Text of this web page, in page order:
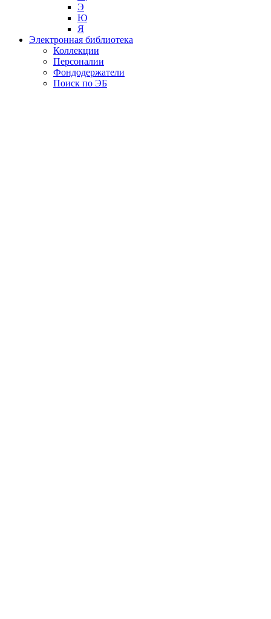
Э
Ю
Я
Электронная библиотека
Коллекции
Персоналии
Фондодержатели
Поиск по ЭБ